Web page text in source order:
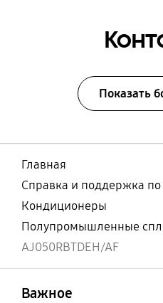
Показать
Главная
Справка и поддержка по
Кондиционеры
Полупромышленные
AJ050RBTDEH/AF
Важное